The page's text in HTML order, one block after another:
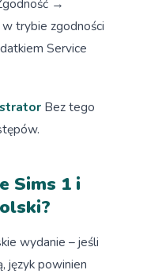
→
w trybie zgodności
Service
Bez tego
Sims 1 i
wydanie – jeśli
język powinien